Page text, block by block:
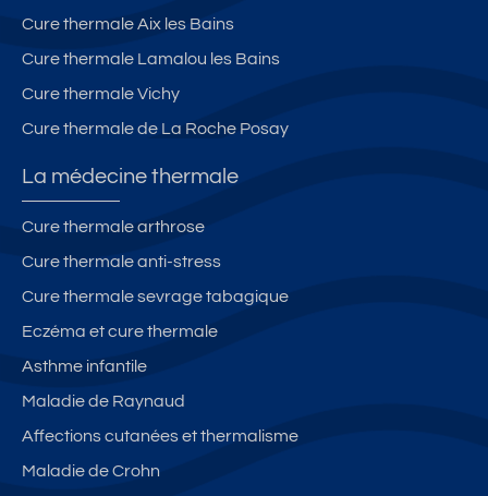
Cure thermale Aix les Bains
Cure thermale Lamalou les Bains
Cure thermale Vichy
Cure thermale de La Roche Posay
La médecine thermale
Cure thermale arthrose
Cure thermale anti-stress
Cure thermale sevrage tabagique
Eczéma et cure thermale
Asthme infantile
Maladie de Raynaud
Affections cutanées et thermalisme
Maladie de Crohn